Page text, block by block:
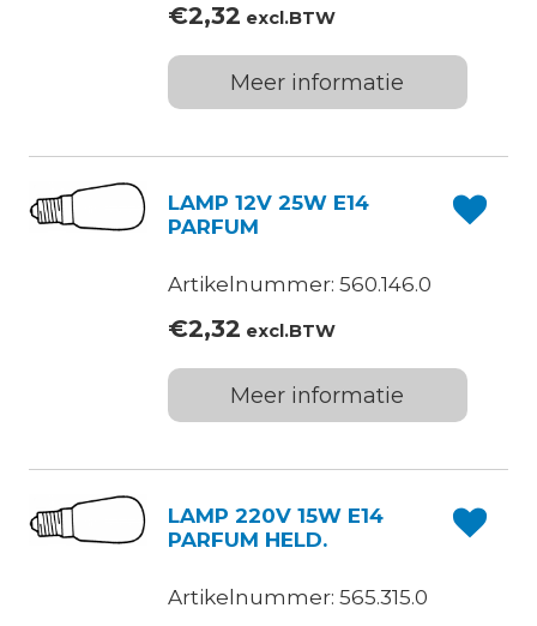
€2,32 excl.BTW
Meer informatie
LAMP 12V 25W E14
PARFUM
Artikelnummer: 560.146.0
€2,32 excl.BTW
Meer informatie
LAMP 220V 15W E14
PARFUM HELD.
Artikelnummer: 565.315.0